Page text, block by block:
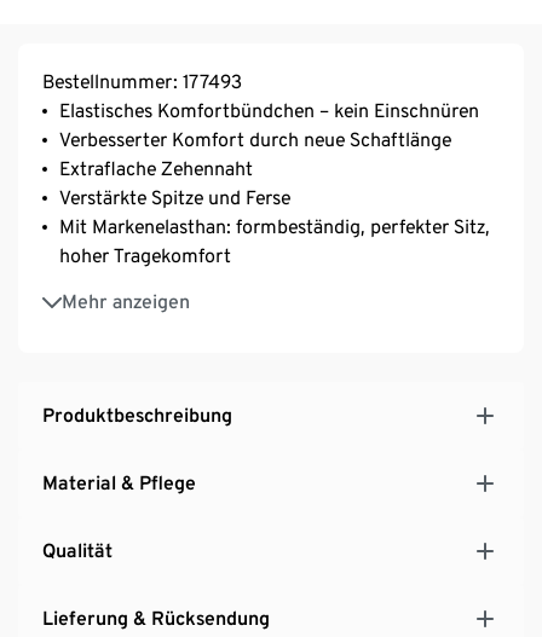
Bestellnummer: 177493
Elastisches Komfortbündchen – kein Einschnüren
Verbesserter Komfort durch neue Schaftlänge
Extraflache Zehennaht
Verstärkte Spitze und Ferse
Mit Markenelasthan: formbeständig, perfekter Sitz,
hoher Tragekomfort
Mehr anzeigen
Mit Baumwolle
Produktbeschreibung
Material & Pflege
Qualität
Lieferung & Rücksendung